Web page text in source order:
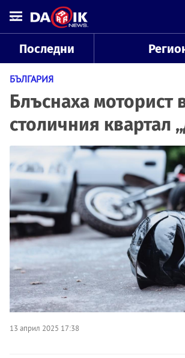
Последни
БЪЛГАРИЯ
Блъснаха моторист
столичния квартал
13 април 2025 17:38